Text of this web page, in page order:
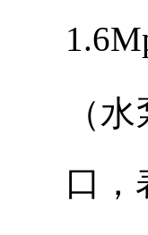
（
口，